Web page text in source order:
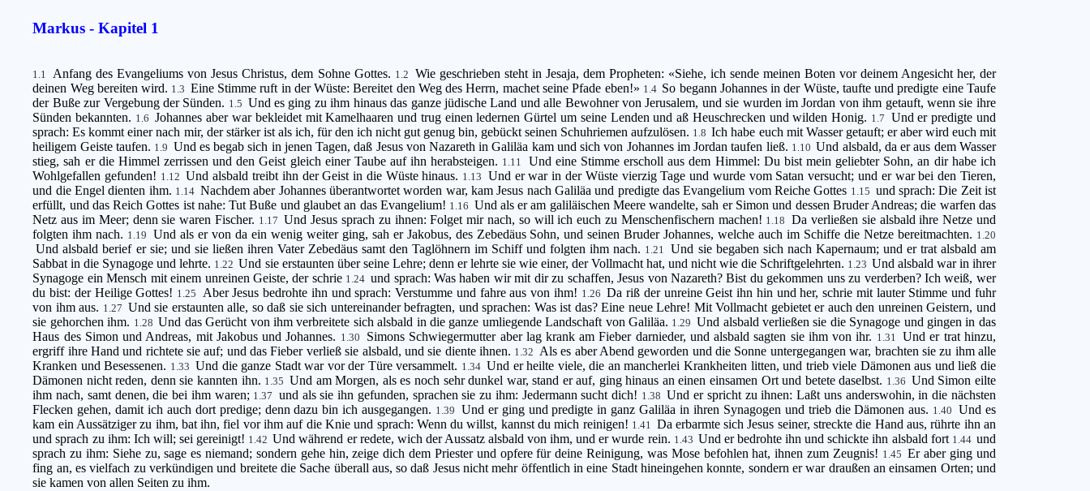
Markus - Kapitel 1
1.1 Anfang des Evangeliums von Jesus Christus, dem Sohne Gottes. 1.2 Wie geschrieben steht in Jesaja, dem Propheten: «Siehe, ich sende meinen Boten vor deinem Angesicht her, der
deinen Weg bereiten wird. 1.3 Eine Stimme ruft in der Wüste: Bereitet den Weg des Herrn, machet seine Pfade eben!» 1.4 So begann Johannes in der Wüste, taufte und predigte eine Taufe
der Buße zur Vergebung der Sünden. 1.5 Und es ging zu ihm hinaus das ganze jüdische Land und alle Bewohner von Jerusalem, und sie wurden im Jordan von ihm getauft, wenn sie ihre
Sünden bekannten. 1.6 Johannes aber war bekleidet mit Kamelhaaren und trug einen ledernen Gürtel um seine Lenden und aß Heuschrecken und wilden Honig. 1.7 Und er predigte und
sprach: Es kommt einer nach mir, der stärker ist als ich, für den ich nicht gut genug bin, gebückt seinen Schuhriemen aufzulösen. 1.8 Ich habe euch mit Wasser getauft; er aber wird euch mit
heiligem Geiste taufen. 1.9 Und es begab sich in jenen Tagen, daß Jesus von Nazareth in Galiläa kam und sich von Johannes im Jordan taufen ließ. 1.10 Und alsbald, da er aus dem Wasser
stieg, sah er die Himmel zerrissen und den Geist gleich einer Taube auf ihn herabsteigen. 1.11
Und eine Stimme erscholl aus dem Himmel: Du bist mein geliebter Sohn, an dir habe ich
Wohlgefallen gefunden! 1.12 Und alsbald treibt ihn der Geist in die Wüste hinaus. 1.13 Und er war in der Wüste vierzig Tage und wurde vom Satan versucht; und er war bei den Tieren,
und die Engel dienten ihm. 1.14 Nachdem aber Johannes überantwortet worden war, kam Jesus nach Galiläa und predigte das Evangelium vom Reiche Gottes 1.15 und sprach: Die Zeit ist
erfüllt, und das Reich Gottes ist nahe: Tut Buße und glaubet an das Evangelium! 1.16 Und als er am galiläischen Meere wandelte, sah er Simon und dessen Bruder Andreas; die warfen das
Netz aus im Meer; denn sie waren Fischer. 1.17 Und Jesus sprach zu ihnen: Folget mir nach, so will ich euch zu Menschenfischern machen! 1.18
Da verließen sie alsbald ihre Netze und
folgten ihm nach. 1.19 Und als er von da ein wenig weiter ging, sah er Jakobus, des Zebedäus Sohn, und seinen Bruder Johannes, welche auch im Schiffe die Netze bereitmachten. 1.20
Und alsbald berief er sie; und sie ließen ihren Vater Zebedäus samt den Taglöhnern im Schiff und folgten ihm nach. 1.21
Und sie begaben sich nach Kapernaum; und er trat alsbald am
Sabbat in die Synagoge und lehrte. 1.22 Und sie erstaunten über seine Lehre; denn er lehrte sie wie einer, der Vollmacht hat, und nicht wie die Schriftgelehrten. 1.23 Und alsbald war in ihrer
Synagoge ein Mensch mit einem unreinen Geiste, der schrie 1.24 und sprach: Was haben wir mit dir zu schaffen, Jesus von Nazareth? Bist du gekommen uns zu verderben? Ich weiß, wer
du bist: der Heilige Gottes! 1.25 Aber Jesus bedrohte ihn und sprach: Verstumme und fahre aus von ihm! 1.26 Da riß der unreine Geist ihn hin und her, schrie mit lauter Stimme und fuhr
von ihm aus. 1.27 Und sie erstaunten alle, so daß sie sich untereinander befragten, und sprachen: Was ist das? Eine neue Lehre! Mit Vollmacht gebietet er auch den unreinen Geistern, und
sie gehorchen ihm. 1.28 Und das Gerücht von ihm verbreitete sich alsbald in die ganze umliegende Landschaft von Galiläa. 1.29 Und alsbald verließen sie die Synagoge und gingen in das
Haus des Simon und Andreas, mit Jakobus und Johannes. 1.30 Simons Schwiegermutter aber lag krank am Fieber darnieder, und alsbald sagten sie ihm von ihr. 1.31
Und er trat hinzu,
ergriff ihre Hand und richtete sie auf; und das Fieber verließ sie alsbald, und sie diente ihnen. 1.32 Als es aber Abend geworden und die Sonne untergegangen war, brachten sie zu ihm alle
Kranken und Besessenen. 1.33 Und die ganze Stadt war vor der Türe versammelt. 1.34 Und er heilte viele, die an mancherlei Krankheiten litten, und trieb viele Dämonen aus und ließ die
Dämonen nicht reden, denn sie kannten ihn. 1.35 Und am Morgen, als es noch sehr dunkel war, stand er auf, ging hinaus an einen einsamen Ort und betete daselbst. 1.36 Und Simon eilte
ihm nach, samt denen, die bei ihm waren; 1.37 und als sie ihn gefunden, sprachen sie zu ihm: Jedermann sucht dich! 1.38 Und er spricht zu ihnen: Laßt uns anderswohin, in die nächsten
Flecken gehen, damit ich auch dort predige; denn dazu bin ich ausgegangen. 1.39 Und er ging und predigte in ganz Galiläa in ihren Synagogen und trieb die Dämonen aus. 1.40
Und es
kam ein Aussätziger zu ihm, bat ihn, fiel vor ihm auf die Knie und sprach: Wenn du willst, kannst du mich reinigen! 1.41 Da erbarmte sich Jesus seiner, streckte die Hand aus, rührte ihn an
und sprach zu ihm: Ich will; sei gereinigt! 1.42 Und während er redete, wich der Aussatz alsbald von ihm, und er wurde rein. 1.43 Und er bedrohte ihn und schickte ihn alsbald fort 1.44 und
sprach zu ihm: Siehe zu, sage es niemand; sondern gehe hin, zeige dich dem Priester und opfere für deine Reinigung, was Mose befohlen hat, ihnen zum Zeugnis! 1.45 Er aber ging und
fing an, es vielfach zu verkündigen und breitete die Sache überall aus, so daß Jesus nicht mehr öffentlich in eine Stadt hineingehen konnte, sondern er war draußen an einsamen Orten; und
sie kamen von allen Seiten zu ihm.